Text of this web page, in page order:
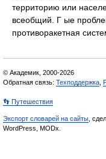
территорию или
всеобщий. Г ые
противоракетная
© Академик, 2000-2026
Обратная связь: Техподдержка
👣 Путешествия
Экспорт словарей на сайты ,
WordPress, MODx.